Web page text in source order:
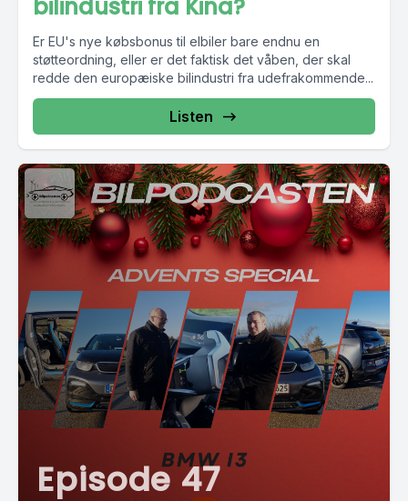
bruges til batterier osv., magnet og hvad der ellers ikke
findes.
Og det er altså et stort problem, at der sidder Kina bare på
over 90 procent af verdensmarkedet. Så de har altså en stor
leverage, som man skal være nervøs for fremadrettet, sådan
som verden udspiller sig i de her dage. Ja, det er helt sikkert.
Men der er i hvert fald forhåbninger og godt nyt på vej her
fra bilproducenterne i Europa. Men det var en hurtig og kort
nyhed her fra Bilpodcasten. Tusind tak, fordi I så med her fra
bilindustri fra Kina?
Er EU's nye købsbonus til elbiler bare endnu en
støtteordning, eller er det faktisk det våben, der skal
redde den europæiske bilindustri fra udefrakommende...
Listen
Episode 47